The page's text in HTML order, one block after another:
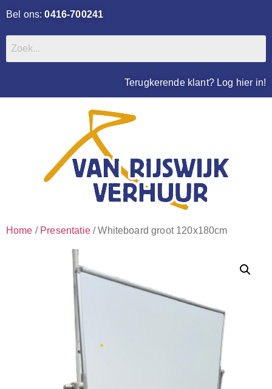
Bel ons:0416-700241
Terugkerende klant? Log hier in!
Home / Presentatie/ Whiteboard groot 120x180cm